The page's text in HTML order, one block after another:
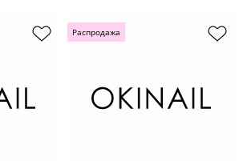
Распродажа